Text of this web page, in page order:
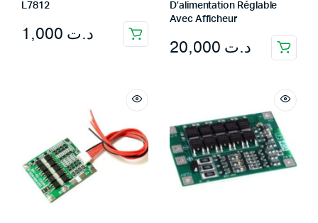
L7812
د.ت
D’alimentation Réglable
Avec Afficheur
د.ت